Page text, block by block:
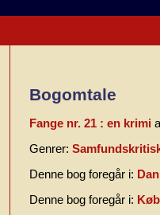
Bogomtale
Fange nr. 21 : en krimi
Genrer:
Denne bog foregår i:
Denne bog foregår i: